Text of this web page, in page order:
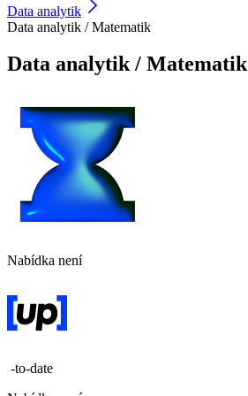
Data analytik
Data analytik / Matematik
Data analytik / Matematik
Nabídka není
-to-date